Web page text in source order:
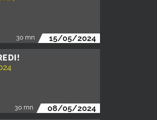
30 mn 15/05/2024
30 mn 08/05/2024